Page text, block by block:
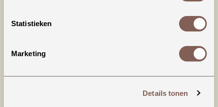
Statistieken
Marketing
Details tonen
badstof en is het perfecte kledingstuk voor een
warme dag. Een design met korte pijpjes en